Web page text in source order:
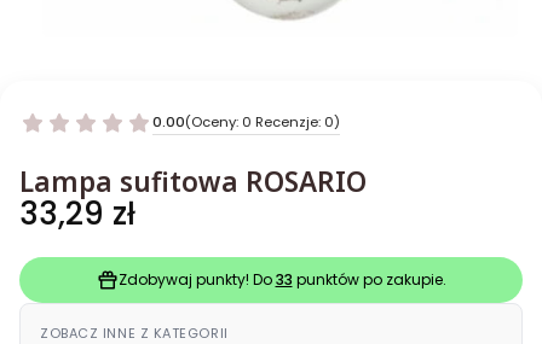
0.00(Oceny: 0 Recenzje: 0)
Lampa sufitowa ROSARIO
Cena
33,29 zł
Zdobywaj punkty! Do33 punktów po zakupie.
ZOBACZ INNE Z KATEGORII